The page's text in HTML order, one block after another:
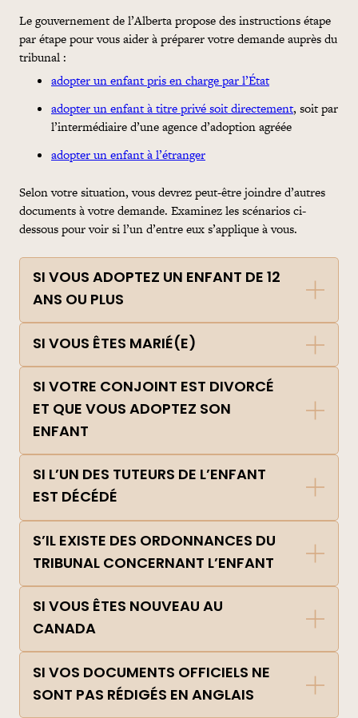
Le gouvernement de l’Alberta propose des instructions étape
par étape pour vous aider à préparer votredemandeauprès du
tribunal :
adopter un enfant pris en charge par l’État
adopter un enfant à titre privé soit directement, soit par
l’intermédiaire d’une agence d’adoption agréée
adopter un enfant à l’étranger
Selon votre situation, vous devrez peut-être joindre d’autres
documents à votredemande. Examinez les scénarios ci-
dessous pour voir si l’un d’entre eux s’applique à vous.
SI VOUS ADOPTEZ UN ENFANT DE 12
ANS OU PLUS
SI VOUS ÊTES MARIÉ(E)
SI VOTRE CONJOINT EST DIVORCÉ
ET QUE VOUS ADOPTEZ SON
ENFANT
SI L’UN DES TUTEURS DE L’ENFANT
EST DÉCÉDÉ
S’IL EXISTE DES ORDONNANCES DU
TRIBUNAL CONCERNANT L’ENFANT
SI VOUS ÊTES NOUVEAU AU
CANADA
SI VOS DOCUMENTS OFFICIELS NE
SONT PAS RÉDIGÉS EN ANGLAIS